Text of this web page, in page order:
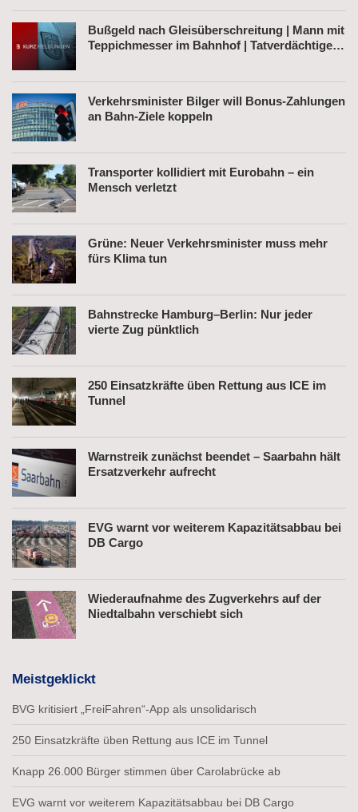
Bußgeld nach Gleisüberschreitung | Mann mit
Teppichmesser im Bahnhof | Tatverdächtiger
Verkehrsminister Bilger will Bonus-Zahlungen
an Bahn-Ziele koppeln
Transporter kollidiert mit Eurobahn – ein
Mensch verletzt
Grüne: Neuer Verkehrsminister muss mehr
fürs Klima tun
Bahnstrecke Hamburg–Berlin: Nur jeder
vierte Zug pünktlich
250 Einsatzkräfte üben Rettung aus ICE im
Tunnel
Warnstreik zunächst beendet – Saarbahn hält
Ersatzverkehr aufrecht
EVG warnt vor weiterem Kapazitätsabbau bei
DB Cargo
Wiederaufnahme des Zugverkehrs auf der
Niedtalbahn verschiebt sich
Meistgeklickt
BVG kritisiert „FreiFahren“-App als unsolidarisch
250 Einsatzkräfte üben Rettung aus ICE im Tunnel
Knapp 26.000 Bürger stimmen über Carolabrücke ab
EVG warnt vor weiterem Kapazitätsabbau bei DB Cargo